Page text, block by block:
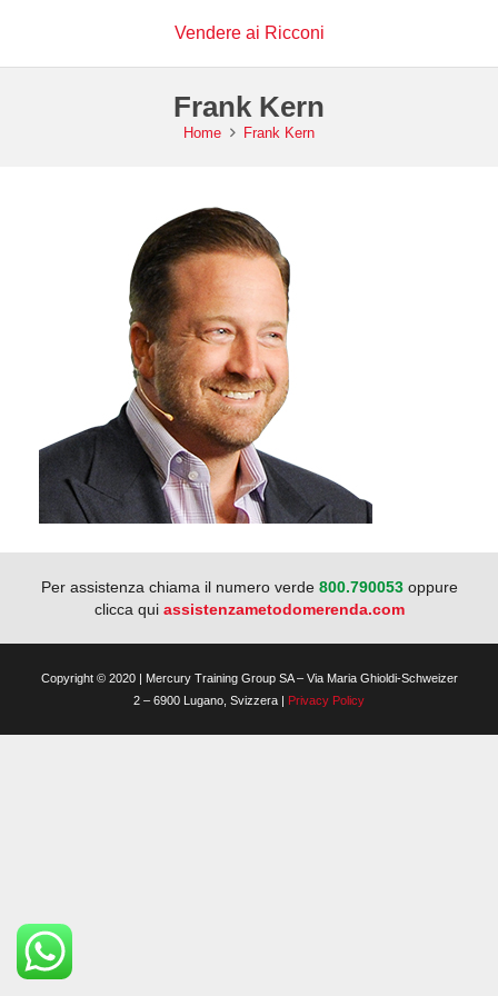
Vendere ai Ricconi
Frank Kern
Home Frank Kern
Per assistenza chiama il numero verde 800.790053 oppure
clicca qui assistenzametodomerenda.com
Copyright © 2020 | Mercury Training Group SA – Via Maria Ghioldi-Schweizer
2 – 6900 Lugano, Svizzera | Privacy Policy